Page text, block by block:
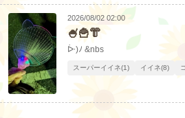
2026/08/02 02:00
🍧🍟👘
ᐕ)ﾉ &nbs
スーパーイイネ(1) イイネ(8)